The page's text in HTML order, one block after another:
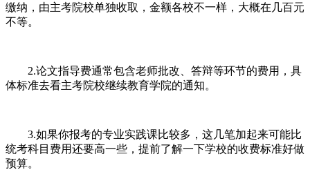
缴纳，由主考院校单独收取，金额各校不一样，大概在几百元
不等。
2.论文指导费通常包含老师批改、答辩等环节的费用，具
体标准去看主考院校继续教育学院的通知。
3.如果你报考的专业实践课比较多，这几笔加起来可能比
统考科目费用还要高一些，提前了解一下学校的收费标准好做
预算。